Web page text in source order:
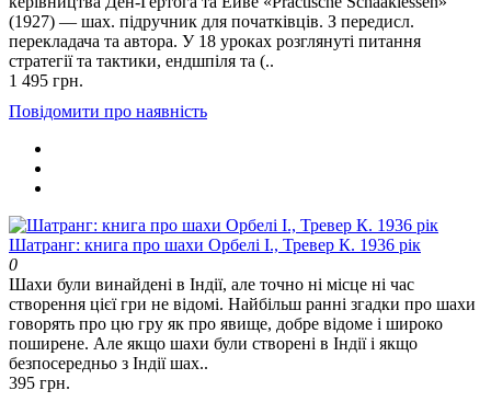
(1927) — шах. підручник для початківців. З передисл.
перекладача та автора. У 18 уроках розглянуті питання
стратегії та тактики, ендшпіля та (..
1 495 грн.
Повідомити про наявність
Шатранг: книга про шахи Орбелі І., Тревер К. 1936 рік
0
Шахи були винайдені в Індії, але точно ні місце ні час
створення цієї гри не відомі. Найбільш ранні згадки про шахи
говорять про цю гру як про явище, добре відоме і широко
поширене. Але якщо шахи були створені в Індії і якщо
безпосередньо з Індії шах..
395 грн.